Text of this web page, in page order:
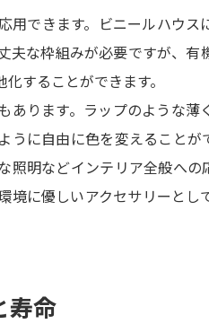
志
併
テ
用できます。ビニールハウス
夫な枠組みが必要ですが、有
することができます。
あります。ラップのような薄
うに自由に色を変えることが
明などインテリア全般への
境に優しいアクセサリーとし
寿命